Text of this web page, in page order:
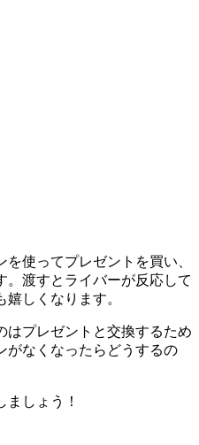
使ってプレゼントを買い、
。渡すとライバーが反応して
しくなります。
はプレゼントと交換するため
がなくなったらどうするの
しょう！